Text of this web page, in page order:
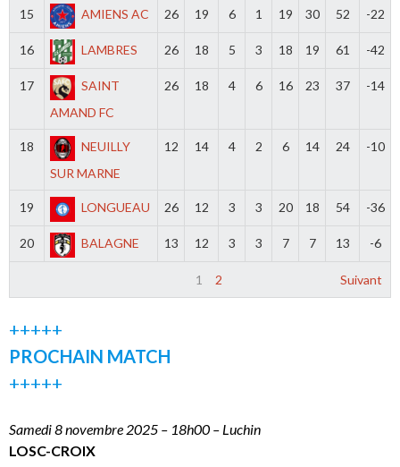
15 AMIENS AC 26 19 6 1 19 30 52 -22
16 LAMBRES 26 18 5 3 18 19 61 -42
17
SAINT
AMAND FC
26 18 4 6 16 23 37 -14
18
NEUILLY
SUR MARNE
12 14 4 2 6 14 24 -10
19 LONGUEAU 26 12 3 3 20 18 54 -36
20 BALAGNE 13 12 3 3 7 7 13 -6
1 2 Suivant
+++++
PROCHAIN MATCH
+++++
Samedi 8 novembre 2025 – 18h00 – Luchin
LOSC-CROIX